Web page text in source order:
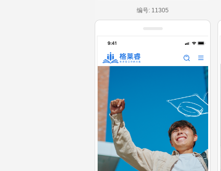
编号: 11305